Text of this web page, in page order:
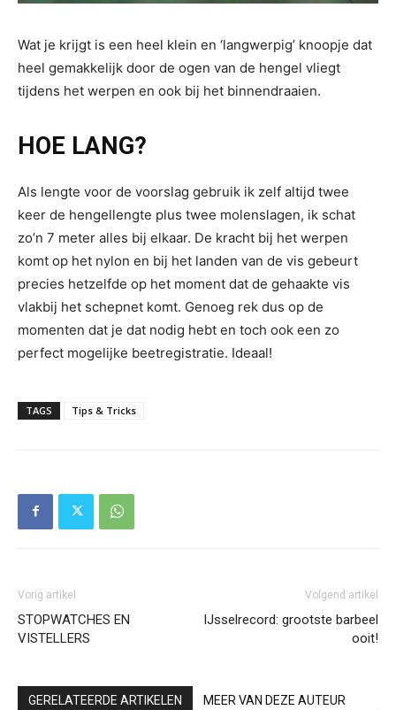
Wat je krijgt is een heel klein en ‘langwerpig’ knoopje dat
heel gemakkelijk door de ogen van de hengel vliegt
tijdens het werpen en ook bij het binnendraaien.
HOE LANG?
Als lengte voor de voorslag gebruik ik zelf altijd twee
keer de hengellengte plus twee molenslagen, ik schat
zo’n 7 meter alles bij elkaar. De kracht bij het werpen
komt op het nylon en bij het landen van de vis gebeurt
precies hetzelfde op het moment dat de gehaakte vis
vlakbij het schepnet komt. Genoeg rek dus op de
momenten dat je dat nodig hebt en toch ook een zo
perfect mogelijke beetregistratie. Ideaal!
TAGS Tips & Tricks
Vorig artikel
STOPWATCHES EN
VISTELLERS
Volgend artikel
IJsselrecord: grootste barbeel
ooit!
GERELATEERDE ARTIKELEN MEER VAN DEZE AUTEUR